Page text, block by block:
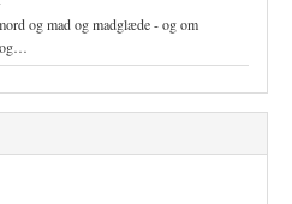
og mad og madglæde - og om